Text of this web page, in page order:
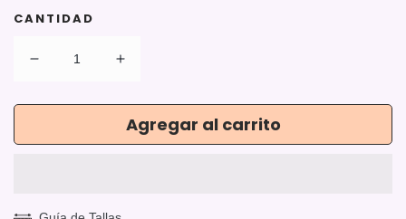
CANTIDAD
Reducir
para
Modelo
Aumentar
para
Pantalón
Modelo
Agregar al carrito